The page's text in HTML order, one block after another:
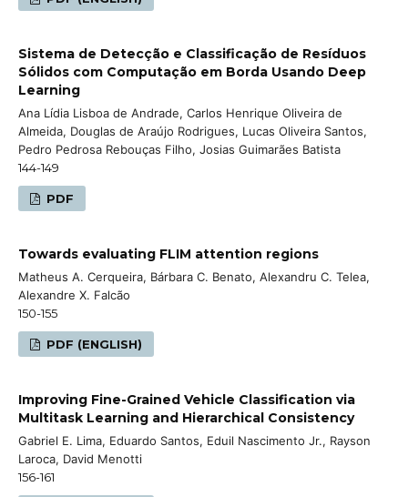
Sistema de Detecção e Classificação de Resíduos
Sólidos com Computação em Borda Usando Deep
Learning
Ana Lídia Lisboa de Andrade, Carlos Henrique Oliveira de
Almeida, Douglas de Araújo Rodrigues, Lucas Oliveira Santos,
Pedro Pedrosa Rebouças Filho, Josias Guimarães Batista
144-149
PDF
Towards evaluating FLIM attention regions
Matheus A. Cerqueira, Bárbara C. Benato, Alexandru C. Telea,
Alexandre X. Falcão
150-155
PDF (ENGLISH)
Improving Fine-Grained Vehicle Classification via
Multitask Learning and Hierarchical Consistency
Gabriel E. Lima, Eduardo Santos, Eduil Nascimento Jr., Rayson
Laroca, David Menotti
156-161